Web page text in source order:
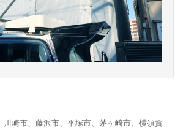
川崎市、藤沢市、平塚市、茅ヶ崎市、横須賀